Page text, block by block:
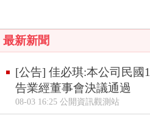
最新新聞
[公告] 佳必琪:本公司民國
告業經董事會決議通過
08-03 16:25 公開資訊觀測站